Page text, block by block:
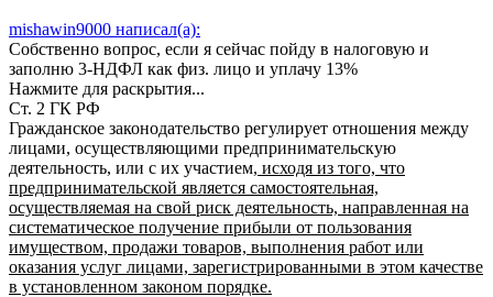
mishawin9000 написал(а):
Собственно вопрос, если я сейчас пойду в налоговую и
заполню 3-НДФЛ как физ. лицо и уплачу 13%
Нажмите для раскрытия...
Ст. 2 ГК РФ
Гражданское законодательство регулирует отношения между
лицами, осуществляющими предпринимательскую
деятельность, или с их участием, исходя из того, что
предпринимательской является самостоятельная,
осуществляемая на свой риск деятельность, направленная на
систематическое получение прибыли от пользования
имуществом, продажи товаров, выполнения работ или
оказания услуг лицами, зарегистрированными в этом качестве
в установленном законом порядке.